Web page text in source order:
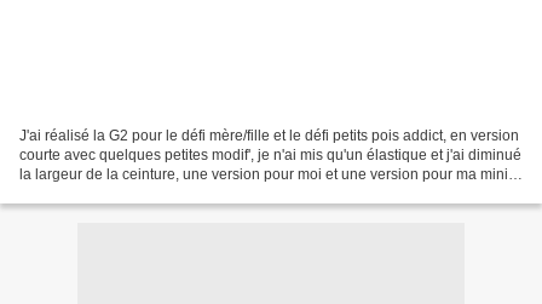
J'ai réalisé la G2 pour le défi mère/fille et le défi petits pois addict, en version
courte avec quelques petites modif', je n'ai mis qu'un élastique et j'ai diminué
la largeur de la ceinture, une version pour moi et une version pour ma mini